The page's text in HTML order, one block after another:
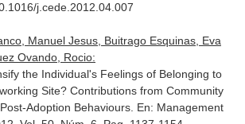
j.cede.2012.04.007
Manuel Jesus, Buitrago Esquinas, Eva
Ovando, Rocio:
the Individual's Feelings of Belonging to
Site? Contributions from Community
Adoption Behaviours. En: Management